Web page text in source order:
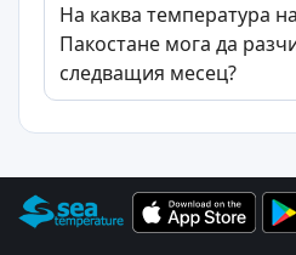
На каква температура
Пакостане мога да
следващия месец?